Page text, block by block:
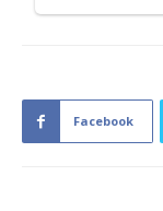
Facebook